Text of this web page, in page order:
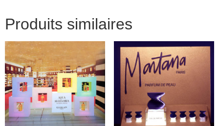
Produits similaires